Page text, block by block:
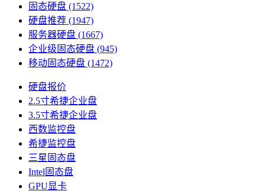
固态硬盘 (1522)
硬盘推荐 (1947)
服务器硬盘 (1667)
企业级固态硬盘 (945)
移动固态硬盘 (1472)
硬盘报价
2.5寸希捷企业盘
3.5寸希捷企业盘
西数监控盘
希捷监控盘
三星固态盘
Intel固态盘
GPU显卡